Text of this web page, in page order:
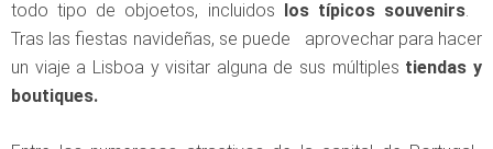
todo tipo de objoetos, incluidos los típicos souvenirs.
Tras las fiestas navideñas, se puede aprovechar para hacer
un viaje a Lisboa y visitar alguna de sus múltiples tiendas y
boutiques.